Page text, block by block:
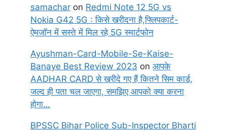
samachar on Redmi Note 12 5G vs
Nokia G42 5G : किसे खरीदना है,फ्लिपकार्ट-
ऐमजॉन में सस्ते में मिल रहे 5G स्मार्टफोन
Ayushman-Card-Mobile-Se-Kaise-
Banaye Best Review 2023 on आपके
AADHAR CARD से खरीदे गए हैं कितने सिम कार्ड,
जल्द ही पता चल जाएगा, समझिए आपको क्या करना
होगा…
BPSSC Bihar Police Sub-Inspector Bharti